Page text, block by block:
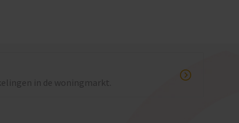
in de woningmarkt.